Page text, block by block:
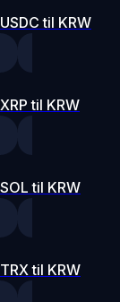
USDC til KRW
XRP til KRW
SOL til KRW
TRX til KRW